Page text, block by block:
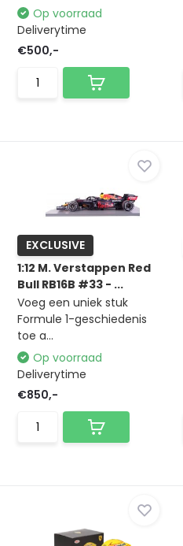
Op voorraad
Deliverytime
€500,-
EXCLUSIVE
1:12 M. Verstappen Red
Bull RB16B #33 - ...
Voeg een uniek stuk
Formule 1-geschiedenis
toe a...
Op voorraad
Deliverytime
€850,-